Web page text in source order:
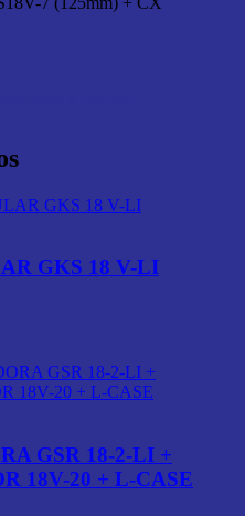
GKS 18 V-LI
GSR 18-2-LI +
18V-20 + L-CASE